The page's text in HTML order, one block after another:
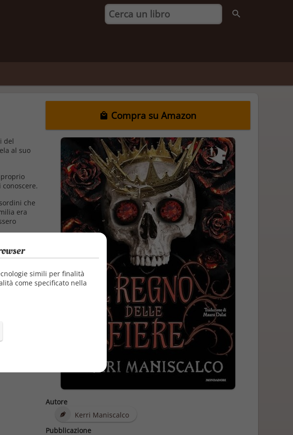
Compra su Amazon
Autore
Kerri Maniscalco
Pubblicazione
del
al suo
che
era
simili per finalità
come specificato nella